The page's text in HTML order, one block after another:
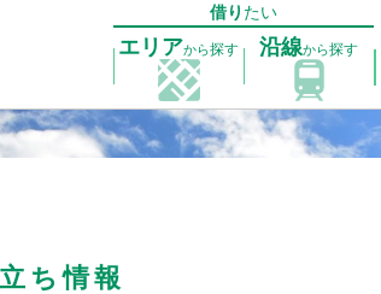
借り たい
エリアから探す 沿線から探す
ち情報